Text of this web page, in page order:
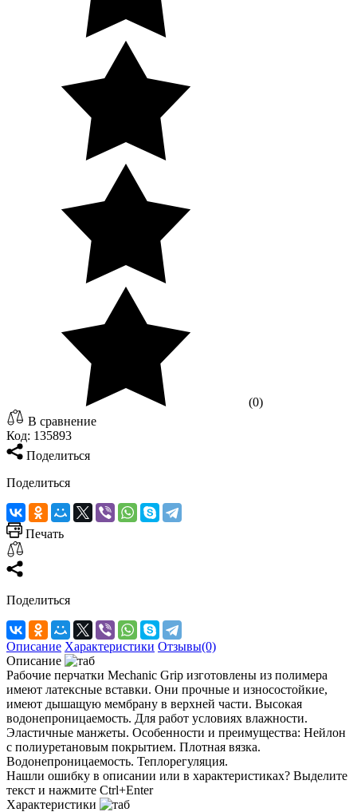
(0)
В сравнение
Код: 135893
Поделиться
Поделиться
Печать
Поделиться
Описание Характеристики Отзывы(0)
Описание
Рабочие перчатки Mechanic Grip изготовлены из полимера
имеют латексные вставки. Они прочные и износостойкие,
имеют дышащую мембрану в верхней части. Высокая
водонепроницаемость. Для работ условиях влажности.
Эластичные манжеты. Особенности и преимущества: Нейлон
с полиуретановым покрытием. Плотная вязка.
Водонепроницаемость. Теплорегуляция.
Нашли ошибку в описании или в характеристиках? Выделите
текст и нажмите Ctrl+Enter
Характеристики